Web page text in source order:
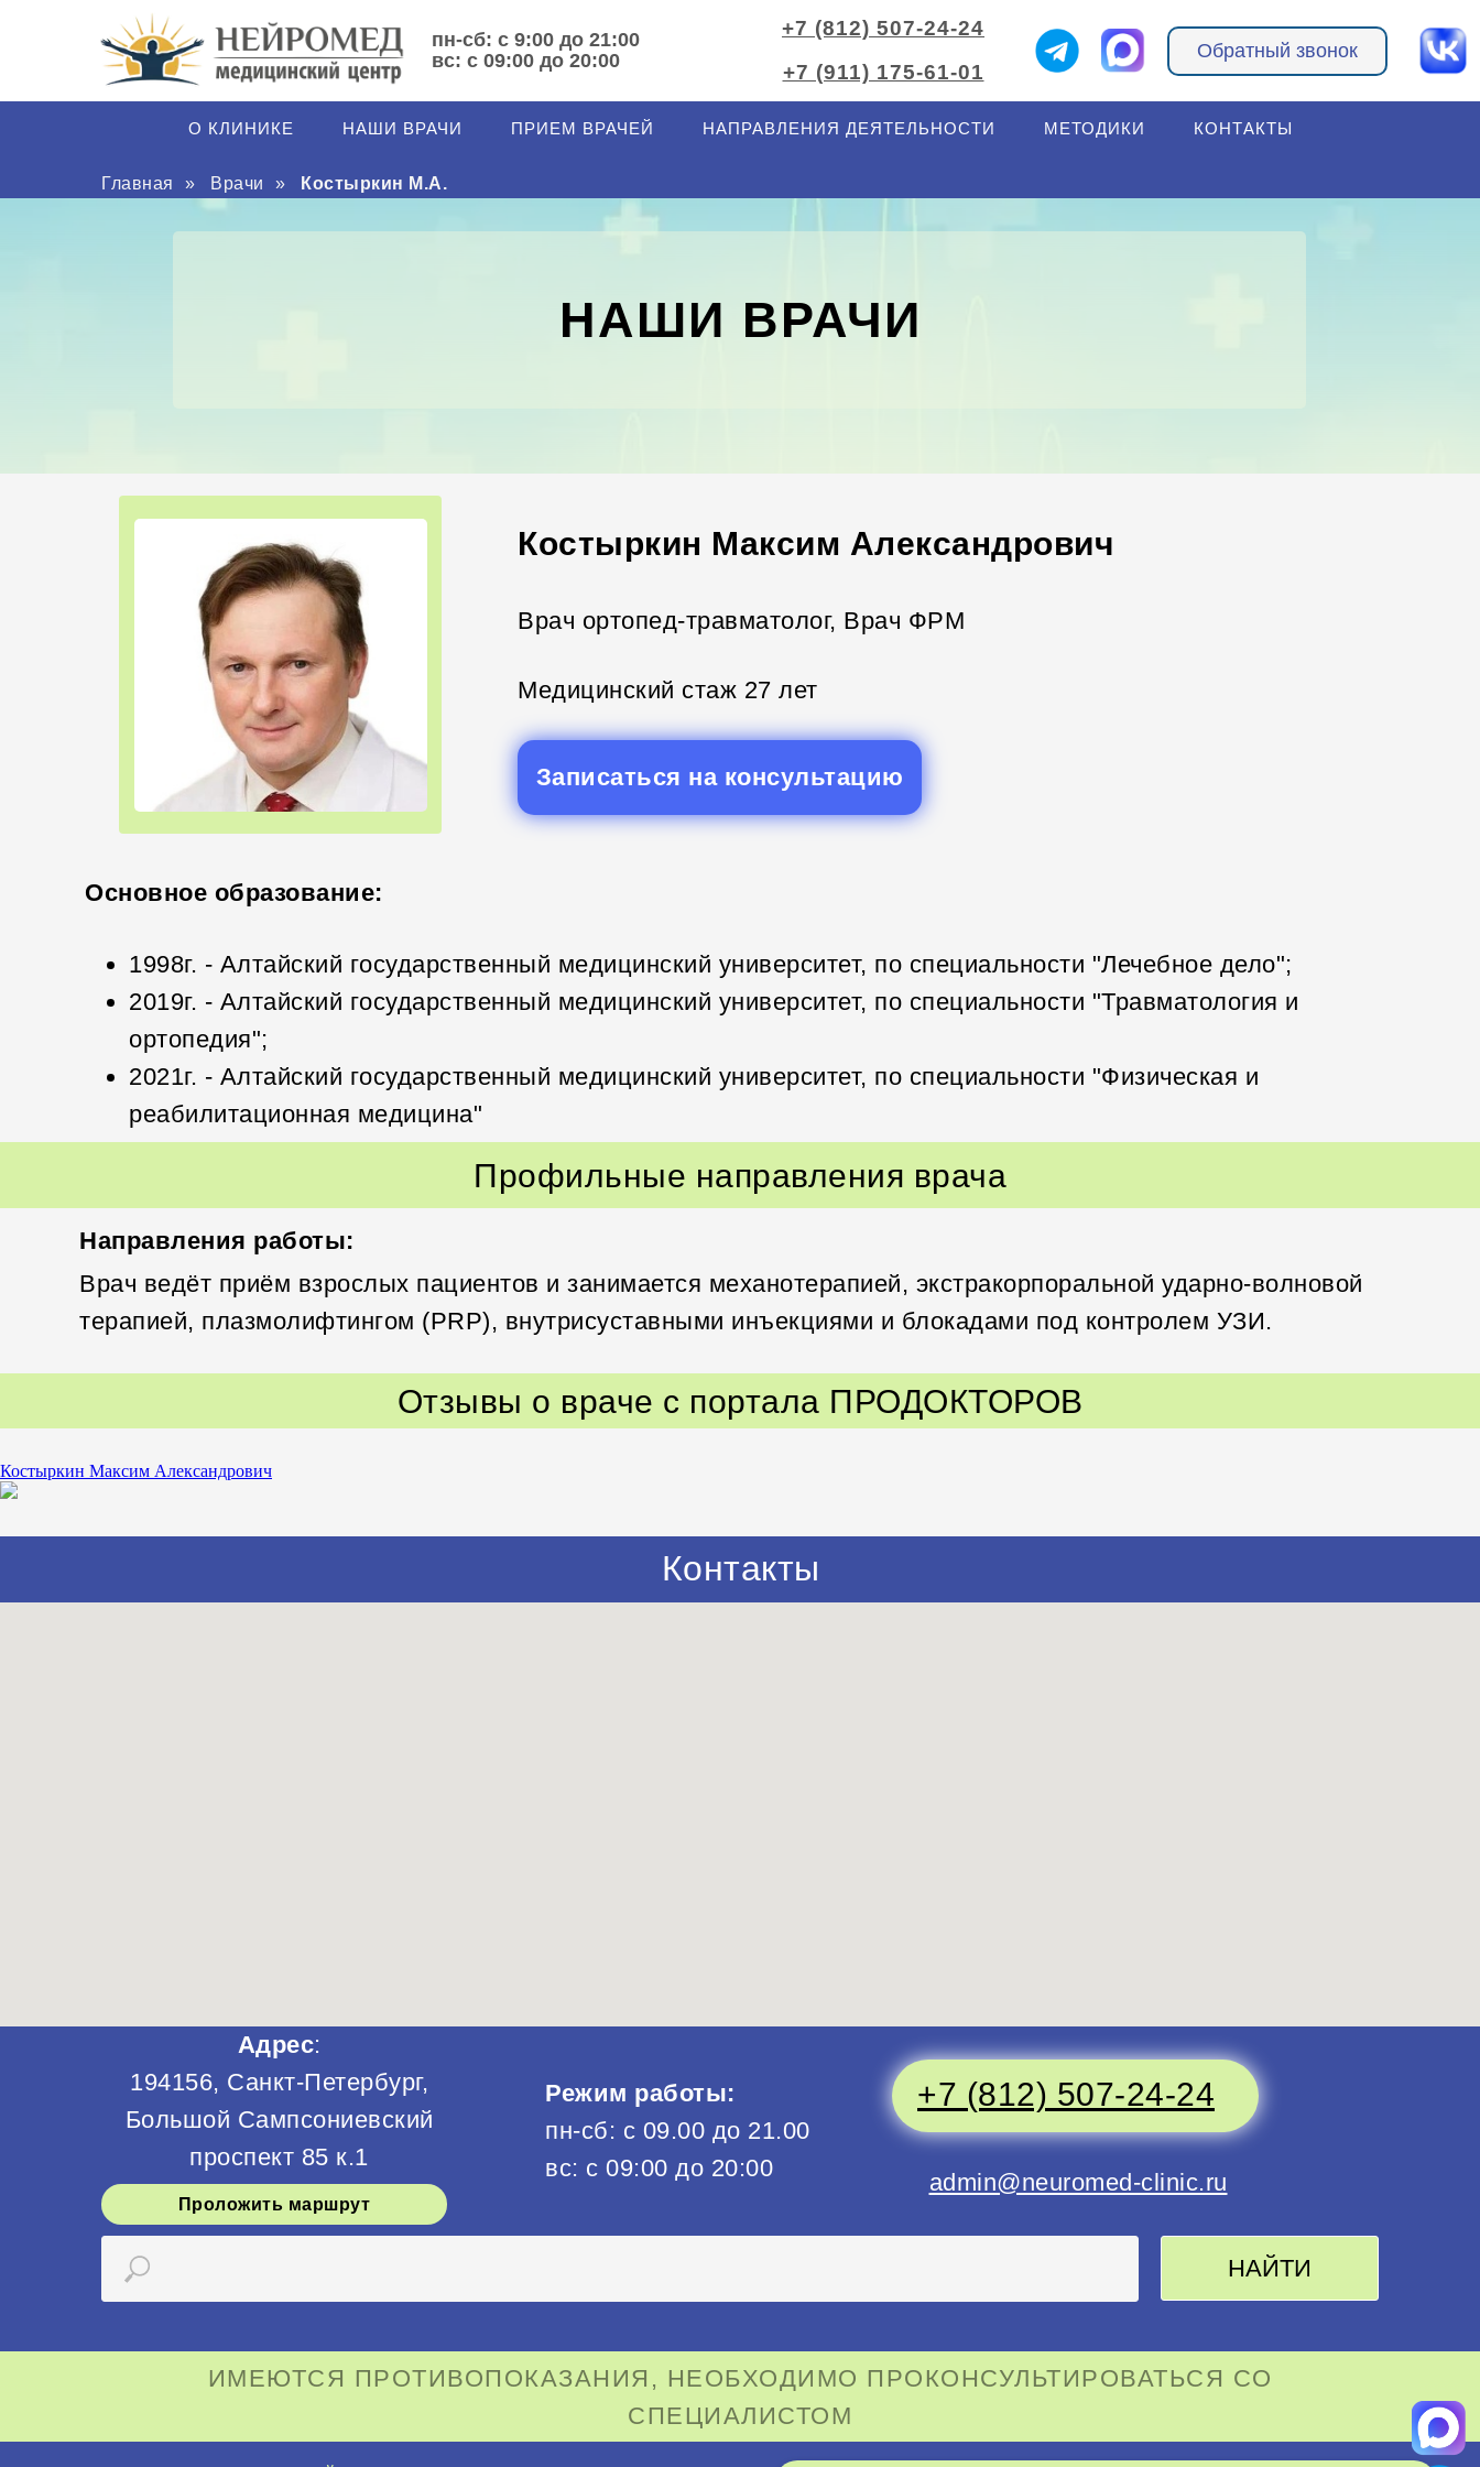
+7 (812) 507-24-24
+7 (911) 175-61-01
пн-сб: с 9:00 до 21:00
вс: с 09:00 до 20:00
Обратный звонок
О КЛИНИКЕ НАШИ ВРАЧИ ПРИЕМ ВРАЧЕЙ НАПРАВЛЕНИЯ ДЕЯТЕЛЬНОСТИ МЕТОДИКИ КОНТАКТЫ
Главная » Врачи » Костыркин М.А.
НАШИ ВРАЧИ
Костыркин Максим Александрович
Врач ортопед-травматолог, Врач ФРМ
Медицинский стаж 27 лет
Записаться на консультацию
Основное образование:
1998г. - Алтайский государственный медицинский университет, по специальности "Лечебное дело";
2019г. - Алтайский государственный медицинский университет, по специальности "Травматология и
ортопедия";
2021г. - Алтайский государственный медицинский университет, по специальности "Физическая и
реабилитационная медицина"
Профильные направления врача
Направления работы:
Врач ведёт приём взрослых пациентов и занимается механотерапией, экстракорпоральной ударно-волновой
терапией, плазмолифтингом (PRP), внутрисуставными инъекциями и блокадами под контролем УЗИ.
Отзывы о враче с портала ПРОДОКТОРОВ
Костыркин Максим Александрович
Контакты
Адрес:
194156, Санкт-Петербург,
Большой Сампсониевский
проспект 85 к.1
Режим работы:
пн-сб: с 09.00 до 21.00
вс: с 09:00 до 20:00
admin@neuromed-clinic.ru
+7 (812) 507-24-24
Проложить маршрут
НАЙТИ
ИМЕЮТСЯ ПРОТИВОПОКАЗАНИЯ, НЕОБХОДИМО ПРОКОНСУЛЬТИРОВАТЬСЯ СО
СПЕЦИАЛИСТОМ